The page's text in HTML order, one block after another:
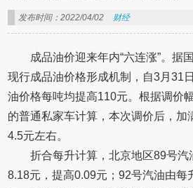
发布时间：2022/04/02 财经
成品油价迎来年内“六连涨”。据
现行成品油价格形成机制，自3月31
油价格每吨均提高110元。根据调价
的普通私家车计算，本次调价后，加
4.5元左右。
折合每升计算，北京地区89号汽
8.18元，提高0.09元；92号汽油由每